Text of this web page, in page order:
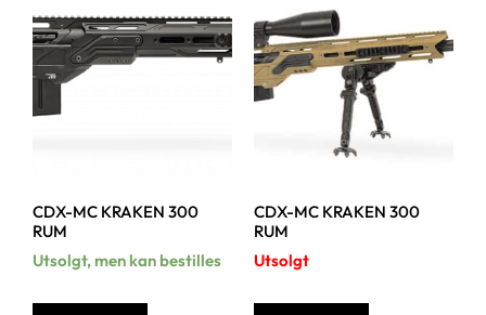
CDX-MC KRAKEN 300
RUM
Utsolgt, men kan bestilles
CDX-MC KRAKEN 300
RUM
Utsolgt